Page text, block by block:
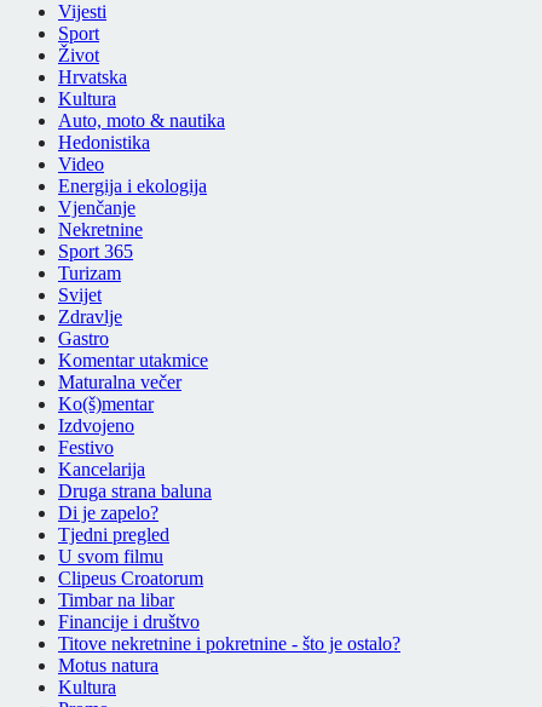
Vijesti
Sport
Život
Hrvatska
Kultura
Auto, moto & nautika
Hedonistika
Video
Energija i ekologija
Vjenčanje
Nekretnine
Sport 365
Turizam
Svijet
Zdravlje
Gastro
Komentar utakmice
Maturalna večer
Ko(š)mentar
Izdvojeno
Festivo
Kancelarija
Druga strana baluna
Di je zapelo?
Tjedni pregled
U svom filmu
Clipeus Croatorum
Timbar na libar
Financije i društvo
Titove nekretnine i pokretnine - što je ostalo?
Motus natura
Kultura